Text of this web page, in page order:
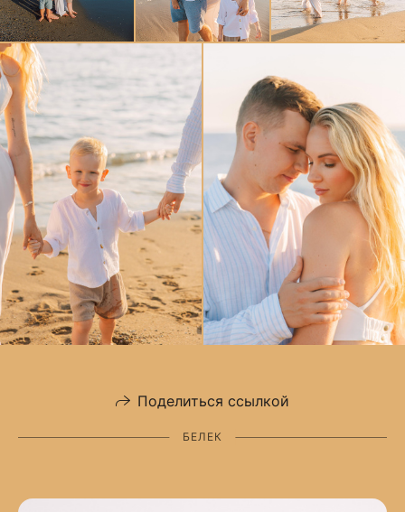
Поделиться ссылкой
БЕЛЕК